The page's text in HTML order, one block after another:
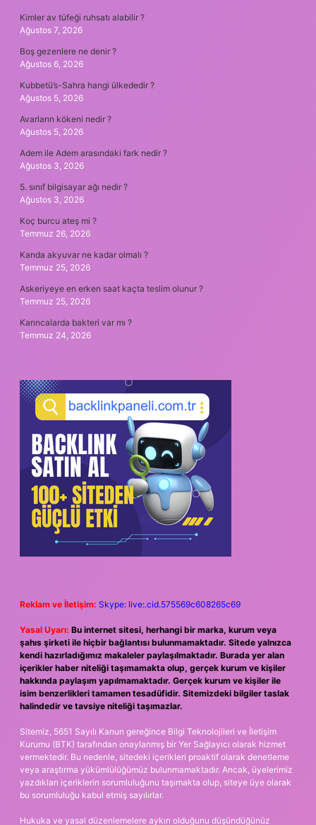
Kimler av tüfeği ruhsatı alabilir ?
Ağustos 7, 2026
Boş gezenlere ne denir ?
Ağustos 6, 2026
Kubbetü’s-Sahra hangi ülkededir ?
Ağustos 5, 2026
Avarların kökeni nedir ?
Ağustos 5, 2026
Adem ile Adem arasındaki fark nedir ?
Ağustos 3, 2026
5. sınıf bilgisayar ağı nedir ?
Ağustos 3, 2026
Koç burcu ateş mi ?
Temmuz 26, 2026
Kanda akyuvar ne kadar olmalı ?
Temmuz 25, 2026
Askeriyeye en erken saat kaçta teslim olunur ?
Temmuz 25, 2026
Karıncalarda bakteri var mı ?
Temmuz 24, 2026
Reklam ve İletişim: Skype: live:.cid.575569c608265c69
Yasal Uyarı: Bu internet sitesi, herhangi bir marka, kurum veya
şahıs şirketi ile hiçbir bağlantısı bulunmamaktadır. Sitede yalnızca
kendi hazırladığımız makaleler paylaşılmaktadır. Burada yer alan
içerikler haber niteliği taşımamakta olup, gerçek kurum ve kişiler
hakkında paylaşım yapılmamaktadır. Gerçek kurum ve kişiler ile
isim benzerlikleri tamamen tesadüfidir. Sitemizdeki bilgiler taslak
halindedir ve tavsiye niteliği taşımazlar.
Sitemiz, 5651 Sayılı Kanun gereğince Bilgi Teknolojileri ve İletişim
Kurumu (BTK) tarafından onaylanmış bir Yer Sağlayıcı olarak hizmet
vermektedir. Bu nedenle, sitedeki içerikleri proaktif olarak denetleme
veya araştırma yükümlülüğümüz bulunmamaktadır. Ancak, üyelerimiz
yazdıkları içeriklerin sorumluluğunu taşımakta olup, siteye üye olarak
bu sorumluluğu kabul etmiş sayılırlar.
Hukuka ve yasal düzenlemelere aykırı olduğunu düşündüğünüz